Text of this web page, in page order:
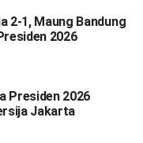
2-1, Maung Bandung
2026
Presiden 2026
Jakarta